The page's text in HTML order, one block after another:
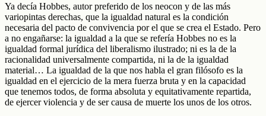
Ya decía Hobbes, autor preferido de los neocon y de las más
variopintas derechas, que la igualdad natural es la condición
necesaria del pacto de convivencia por el que se crea el Estado. Pero
a no engañarse: la igualdad a la que se refería Hobbes no es la
igualdad formal jurídica del liberalismo ilustrado; ni es la de la
racionalidad universalmente compartida, ni la de la igualdad
material… La igualdad de la que nos habla el gran filósofo es la
igualdad en el ejercicio de la mera fuerza bruta y en la capacidad
que tenemos todos, de forma absoluta y equitativamente repartida,
de ejercer violencia y de ser causa de muerte los unos de los otros.